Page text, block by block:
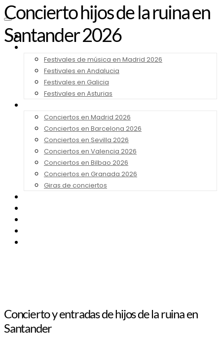
Noticias
Festivales de música en Madrid 2026
Festivales en Andalucia
Festivales en Galicia
Festivales en Asturias
Conciertos en Madrid 2026
Conciertos en Barcelona 2026
Conciertos en Sevilla 2026
Conciertos en Valencia 2026
Conciertos en Bilbao 2026
Conciertos en Granada 2026
Giras de conciertos
Concierto hijos de la ruina en
Santander 2026
Concierto y entradas de hijos de la ruina en
Santander